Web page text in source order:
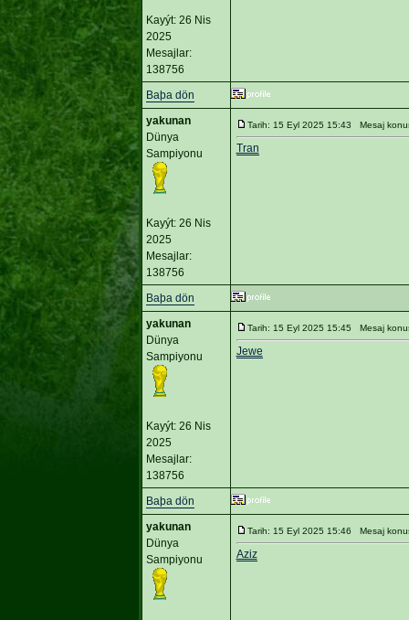
Kayýt: 26 Nis
2025
Mesajlar:
138756
Baþa dön
yakunan
Dünya
Sampiyonu
Kayýt: 26 Nis
2025
Mesajlar:
138756
Tarih: 15 Eyl 2025 15:43 Mesaj
Tran
Baþa dön
yakunan
Dünya
Sampiyonu
Kayýt: 26 Nis
2025
Mesajlar:
138756
Tarih: 15 Eyl 2025 15:45 Mesaj
Jewe
Baþa dön
yakunan
Dünya
Sampiyonu
Tarih: 15 Eyl 2025 15:46 Mesaj
Aziz